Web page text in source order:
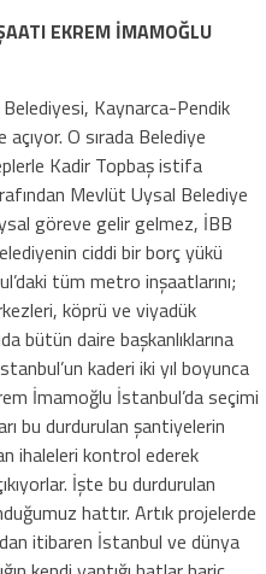
EKREM İMAMOĞLU
Kaynarca-Pendik
O sırada Belediye
Kadir Topbaş istifa
Mevlüt Uysal Belediye
göreve gelir gelmez, İBB
ciddi bir borç yükü
tüm metro inşaatlarını;
köprü ve viyadük
bütün daire başkanlıklarına
kaderi iki yıl boyunca
İmamoğlu İstanbul’da seçimi
bu durdurulan şantiyelerin
ihaleleri kontrol ederek
İşte bu durdurulan
hattır. Artık projelerde
itibaren İstanbul ve dünya